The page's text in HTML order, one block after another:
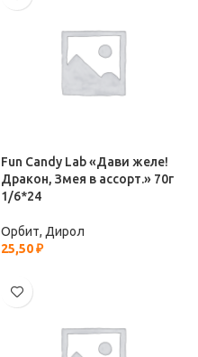
Fun Candy Lab «Дави желе!
Дракон, Змея в ассорт.» 70г
1/6*24
Орбит, Дирол
25,50₽